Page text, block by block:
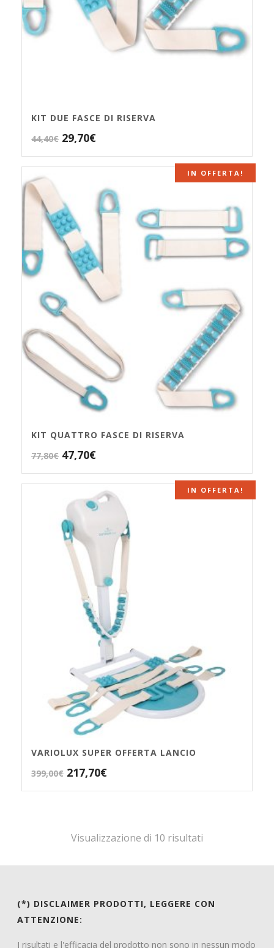
KIT DUE FASCE DI RISERVA
44,40€ Il
prezzo
originale
44,40€.
29,70€Il
prezzo
attuale
è:
29,70€.
IN OFFERTA!
KIT QUATTRO FASCE DI RISERVA
77,80€ Il
prezzo
originale
era:
77,80€.
47,70€Il
prezzo
attuale
è:
47,70€.
ESAURITO
IN OFFERTA!
VARIOLUX SUPER OFFERTA LANCIO
399,00€ Il
prezzo
399,00€.
217,70€Il
prezzo
217,70€.
Visualizzazione di 10 risultati
(*) DISCLAIMER PRODOTTI, LEGGERE CON
ATTENZIONE:
I risultati e l'efficacia del prodotto non sono in nessun modo